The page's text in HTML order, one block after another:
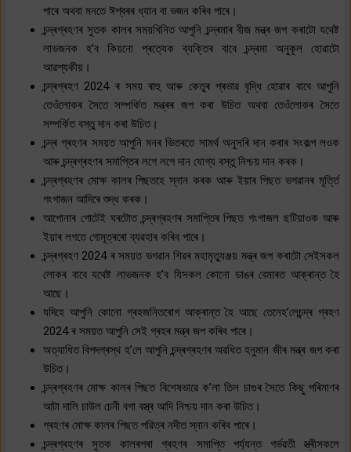
পাৰে অথবা মনতে ঈশ্বৰৰ ধ্যান বা ভজন কৰিব পাৰে।
চন্দ্ৰগ্ৰহণৰ সুতক কালৰ সময়খিনিত আপুনি চন্দ্ৰমাৰ বীজ মন্ত্ৰ জপ কৰাটো যথেষ্ট
লাভজনক হ’ব কিয়নো প্ৰত্যেক ব্যক্তিৰ বাবে চন্দ্ৰমা অনুকূল হোৱাটো
আৱশ্যকীয়।
চন্দ্ৰগ্ৰহণ 2024 ৰ সময় ৰাহু আৰু কেতুৰ প্ৰভাৱ বৃদ্ধি হোৱাৰ বাবে আপুনি
তেওঁলোকৰ সৈতে সম্পৰ্কিত মন্ত্ৰৰ জপ কৰা উচিত অথবা তেওঁলোকৰ সৈতে
সম্পৰ্কিত বস্তু দান কৰা উচিত।
চন্দ্ৰ গ্ৰহণৰ সময়ত আপুনি মনৰ ভিতৰতে সামৰ্থ অনুসৰি দান কৰাৰ সংকল্প লওক
আৰু চন্দ্ৰগ্ৰহণৰ সমাপ্তিৰ লগে লগে দান যোগ্য বস্তু নিশ্চয় দান কৰক।
চন্দ্ৰগ্ৰহণৰ মোক্ষ কালৰ পিছতহে স্নান কৰক আৰু ইয়াৰ পিছত ভগৱানৰ মূৰ্ত্তি
গংগাজন আদিৰে শুদ্ধ কৰক।
আপোনাৰ গোটেই ঘৰটোত চন্দ্ৰগ্ৰহণৰ সমাপ্তিৰ পিছত গংগাজল ছটিয়াওক আৰু
ইয়াৰ লগতে গোমূত্ৰৰো ব্যৱহাৰ কৰিব পাৰে।
চন্দ্ৰগ্ৰহণ 2024 ৰ সময়ত ভগৱান শিৱৰ মহামৃত্যুঞ্জয় মন্ত্ৰ জপ কৰাটো সেইসকল
লোকৰ বাবে যথেষ্ট লাভজনক হ’ব যিসকল কোনো ডাঙৰ বেমাৰত আক্ৰান্ত হৈ
আছে।
যদিহে আপুনি কোনো গ্ৰহজনিতৰোগ আক্ৰান্ত হৈ আছে তেনেহ’লেচন্দ্ৰ গ্ৰহণ
2024 ৰ সময়ত আপুনি সেই গ্ৰহৰ মন্ত্ৰ জপ কৰিব পাৰে।
অত্যাধিত বিপদগ্ৰস্থ হ’লে আপুনি চন্দ্ৰগ্ৰহণৰ অৱধিত হনুমান জীৰ মন্ত্ৰ জপ কৰা
উচিত।
চন্দ্ৰগ্ৰহণৰ মোক্ষ কালৰ পিছত বিশেষভাৱে ক’লা তিল চাগুৰ সৈতে কিছু পৰিমাণৰ
আটা দালি চাউল চেনী বগা বস্ত্ৰ আদি নিশ্চয় দান কৰা উচিত।
গ্ৰহণৰ মোক্ষ কালৰ পিছত পৱিত্ৰ নদীত স্নান কৰিব পাৰে।
চন্দ্ৰগ্ৰহণৰ সুতক কালৰপৰা গ্ৰহণৰ সমাপ্তি পৰ্য্যন্ত গৰ্ভৱতী স্ত্ৰীসকলে